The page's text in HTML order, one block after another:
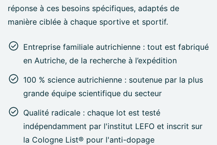
réponse à ces besoins spécifiques, adaptés de
manière ciblée à chaque sportive et sportif.
Entreprise familiale autrichienne : tout est fabriqué
en Autriche, de la recherche à l’expédition
100 % science autrichienne : soutenue par la plus
grande équipe scientifique du secteur
Qualité radicale : chaque lot est testé
indépendamment par l'institut LEFO et inscrit sur
la Cologne List® pour l'anti-dopage